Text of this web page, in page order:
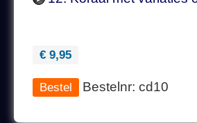
€ 9,95
Bestelnr: cd10